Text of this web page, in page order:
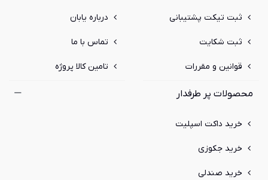
ثبت تیکت پشتیبانی
ثبت شکایت
قوانین و مقررات
درباره یابان
تماس با ما
تامین کالا پروژه
محصولات پر طرفدار
خرید داکت اسپلیت
خرید جکوزی
خرید صندلی